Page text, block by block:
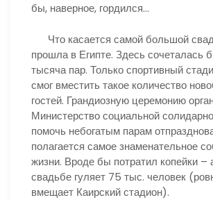
бы, наверное, гордился…
Что касается самой большой
прошла в Египте. Здесь сочеталась
тысяча пар. Только спортивный
смог вместить такое количество
гостей. Грандиозную церемонию
Министерство социальной
помочь небогатым парам
полагается самое знаменательное
жизни. Вроде бы потратил копейки –
свадьбе гуляет 75 тыс. человек
вмещает Каирский стадион).